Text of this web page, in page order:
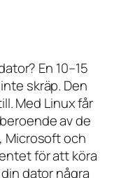
En 10–15
skräp. Den
Med Linux får
av de
Microsoft och
för att köra
dator några